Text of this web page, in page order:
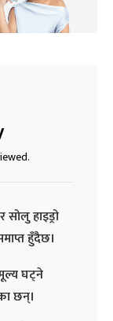
सोलु हाइड्रो
हुँदैछ।
घट्ने
छन्।